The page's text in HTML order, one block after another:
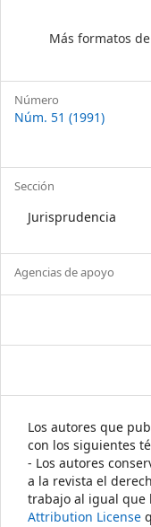
Más formatos
Número
Núm. 51 (1991)
Sección
Jurisprudencia
Agencias de apoyo
Los autores que
con los siguientes
- Los autores
a la revista el
trabajo al igual que
Attribution License